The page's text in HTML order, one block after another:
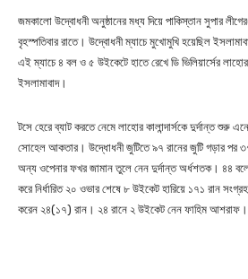
জমকালো উদ্বোধনী অনুষ্ঠানের মধ্য দিয়ে পাকিস্তান সুপার
বৃহস্পতিবার রাতে। উদ্বোধনী ম্যাচে মুখোমুখি হয়েছিল
এই ম্যাচে ৪ বল ও ৫ উইকেটে হাতে রেখে ডি ভিলিয়ার্সের
ইসলামাবাদ।
টসে হেরে ব্যাট করতে নেমে লাহোর কালান্দার্সকে দুর্দান্ত শুরু
সোহেল আকতার। উদ্ধোধনী জুটিতে ৯৭ রানের জুটি গড়ার পর
অন্য ওপেনার ফখর জামান তুলে নেন দুর্দান্ত অর্ধশতক। ৪৪
করে নির্ধারিত ২০ ওভার শেষে ৮ উইকেট হারিয়ে ১৭১ রান সংগ্রহ
করেন ২৪(১৭) রান। ২৪ রানে ২ উইকেট নেন ফাহিম আশরাফ।